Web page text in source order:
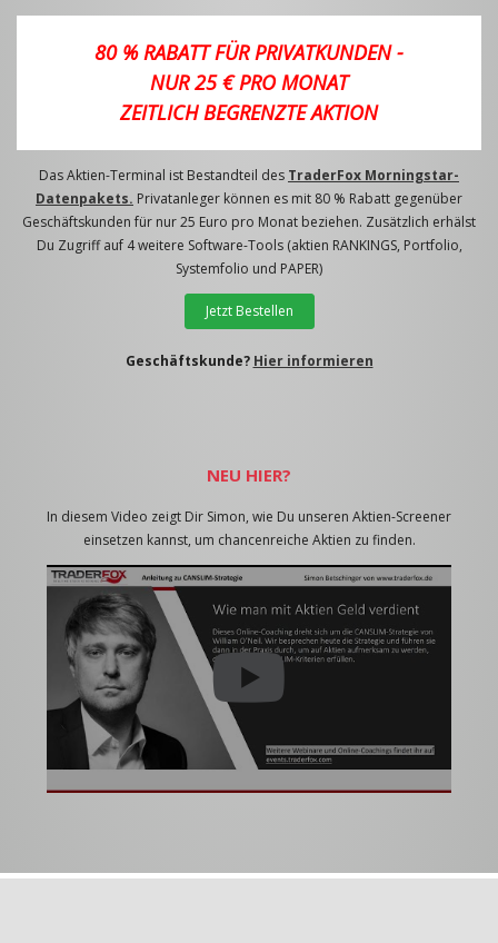
80 % RABATT FÜR PRIVATKUNDEN -
NUR 25 € PRO MONAT
ZEITLICH BEGRENZTE AKTION
Das Aktien-Terminal ist Bestandteil des TraderFox Morningstar-
Datenpakets. Privatanleger können es mit 80 % Rabatt gegenüber
Geschäftskunden für nur 25 Euro pro Monat beziehen. Zusätzlich erhälst
Du Zugriff auf 4 weitere Software-Tools (aktien RANKINGS, Portfolio,
Systemfolio und PAPER)
Jetzt Bestellen
Geschäftskunde? Hier informieren
NEU HIER?
In diesem Video zeigt Dir Simon, wie Du unseren Aktien-Screener
einsetzen kannst, um chancenreiche Aktien zu finden.